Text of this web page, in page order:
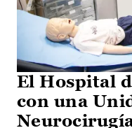
El Hospital
con una